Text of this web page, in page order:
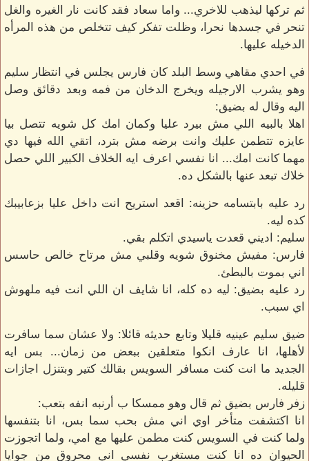
ثم تركها ليذهب للاخري... واما سعاد فقد كانت نار الغيره والغل
تنحر في جسدها نحرا، وظلت تفكر كيف تتخلص من هذه المرأه
الدخيله عليها.
في احدي مقاهي وسط البلد كان فارس يجلس في انتظار سليم
وهو يشرب الارجيله ويخرج الدخان من فمه وبعد دقائق وصل
اليه وقال له بضيق:
اهلا بالبيه اللي مش بيرد عليا وكمان امك كل شويه تتصل بيا
عايزه تتطمن عليك وانت برضه مش بترد، اتقي الله فيها دي
مهما كانت امك... انا نفسي اعرف ايه الخلاف الكبير اللي حصل
خلاك تبعد عنها بالشكل ده.
رد عليه بابتسامه حزينه: اقعد استريح انت داخل عليا بزعابيبك
كده ليه.
سليم: اديني قعدت ياسيدي اتكلم بقي.
فارس: مفيش مخنوق شويه وقلبي مش مرتاح خالص حاسس
اني بموت بالبطئ.
رد عليه بضيق: ليه ده كله، انا شايف ان اللي انت فيه ملهوش
اي سبب.
ضيق سليم عينيه قليلا وتابع حديثه قائلا: ولا عشان سما سافرت
لأهلها، انا عارف انكوا متعلقين ببعض من زمان... بس ايه
الجديد ما انت كنت مسافر السويس بقالك كتير وبتنزل اجازات
قليله.
زفر فارس بضيق ثم قال وهو ممسكا ب أرنبه انفه بتعب:
انا اكتشفت متأخر اوي اني مش بحب سما بس، انا بتنفسها
ولما كنت في السويس كنت مطمن عليها مع امي، ولما اتجوزت
الحيوان ده انا كنت مستغرب نفسي اني محروق من جوايا